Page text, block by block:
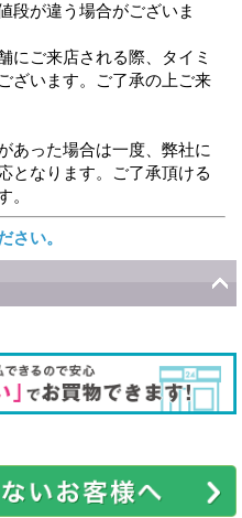
段が違う場合がございま
にご来店される際、タイミ
ざいます。ご了承の上ご来
あった場合は一度、弊社に
となります。ご了承頂ける
。
さい。